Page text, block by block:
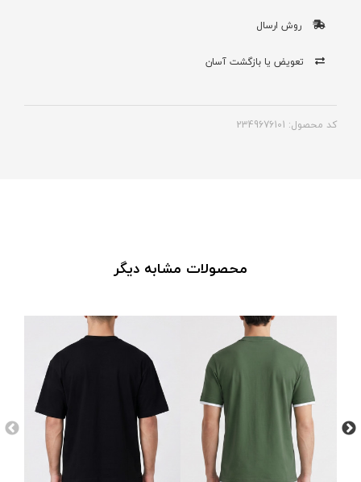
روش ارسال
تعویض یا بازگشت آسان
کد محصول: 2349676101
محصولات مشابه دیگر